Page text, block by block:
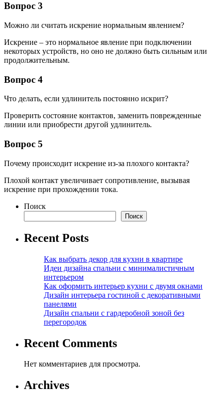
Вопрос 3
Можно ли считать искрение нормальным явлением?
Искрение – это нормальное явление при подключении
некоторых устройств, но оно не должно быть сильным или
продолжительным.
Вопрос 4
Что делать, если удлинитель постоянно искрит?
Проверить состояние контактов, заменить поврежденные
линии или приобрести другой удлинитель.
Вопрос 5
Почему происходит искрение из-за плохого контакта?
Плохой контакт увеличивает сопротивление, вызывая
искрение при прохождении тока.
Поиск
Поиск
Recent Posts
Как выбрать декор для кухни в квартире
Идеи дизайна спальни с минималистичным
интерьером
Как оформить интерьер кухни с двумя окнами
Дизайн интерьера гостиной с декоративными
панелями
Дизайн спальни с гардеробной зоной без
перегородок
Recent Comments
Нет комментариев для просмотра.
Archives